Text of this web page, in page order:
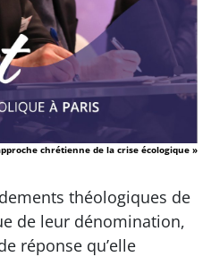
chrétienne de la crise écologique »
théologiques de
de leur dénomination,
réponse qu’elle